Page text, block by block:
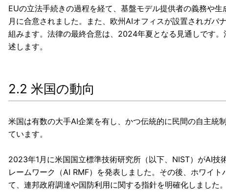
EUの立法手続きの過程を経て、基盤モデル提供者の義務や
月に合意されました。また、欧州AIオフィスが設置されガバ
組みます。法律の最終合意は、2024年夏となる見通しです
述します。
2.2 米国の動向
米国は有数の大手AI企業を有し、かつ伝統的に民間の自主統
ています。
2023年1月に米国国立標準技術研究所（以下、NIST）がAI
レームワーク（AI RMF）を発表しました。その後、ホワイ
て、連邦政府調達や国防利用に関する指針を明確化しました